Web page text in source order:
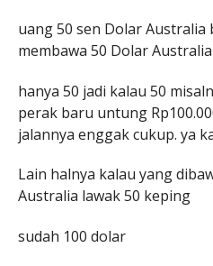
uang 50 sen Dolar
membawa 50 Dolar Australia
hanya 50 jadi kalau 50
perak baru untung
jalannya enggak cukup. ya
Lain halnya kalau yang
Australia lawak 50 keping
sudah 100 dolar